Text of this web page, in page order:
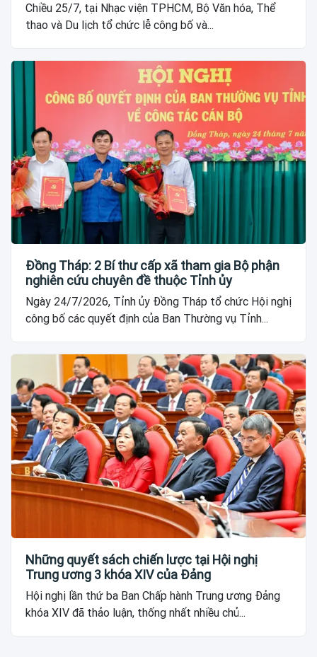
Chiều 25/7, tại Nhạc viện TPHCM, Bộ Văn hóa, Thể
thao và Du lịch tổ chức lễ công bố và...
Đồng Tháp: 2 Bí thư cấp xã tham gia Bộ phận
nghiên cứu chuyên đề thuộc Tỉnh ủy
Ngày 24/7/2026, Tỉnh ủy Đồng Tháp tổ chức Hội nghị
công bố các quyết định của Ban Thường vụ Tỉnh...
Những quyết sách chiến lược tại Hội nghị
Trung ương 3 khóa XIV của Đảng
Hội nghị lần thứ ba Ban Chấp hành Trung ương Đảng
khóa XIV đã thảo luận, thống nhất nhiều chủ...